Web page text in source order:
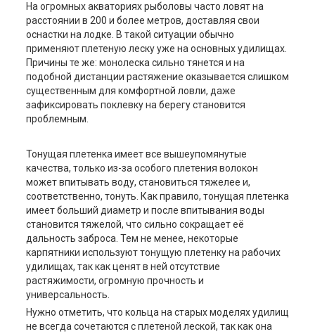
На огромных акваториях рыболовы часто ловят на
расстоянии в 200 и более метров, доставляя свои
оснастки на лодке. В такой ситуации обычно
применяют плетеную леску уже на основных удилищах.
Причины те же: монолеска сильно тянется и на
подобной дистанции растяжение оказывается слишком
существенным для комфортной ловли, даже
зафиксировать поклевку на берегу становится
проблемным.
Тонущая плетенка имеет все вышеупомянутые
качества, только из-за особого плетения волокон
может впитывать воду, становиться тяжелее и,
соответственно, тонуть. Как правило, тонущая плетенка
имеет больший диаметр и после впитывания воды
становится тяжелой, что сильно сокращает её
дальность заброса. Тем не менее, некоторые
карпятники используют тонущую плетенку на рабочих
удилищах, так как ценят в ней отсутствие
растяжимости, огромную прочность и
универсальность.
Нужно отметить, что кольца на старых моделях удилищ
не всегда сочетаются с плетеной леской, так как она